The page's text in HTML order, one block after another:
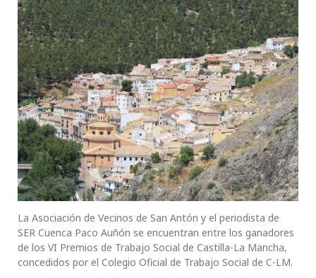
La Asociación de Vecinos de San Antón y el periodista de
SER Cuenca Paco Auñón se encuentran entre los ganadores
de los VI Premios de Trabajo Social de Castilla-La Mancha,
concedidos por el Colegio Oficial de Trabajo Social de C-LM.